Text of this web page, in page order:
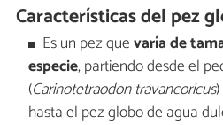
Características del pez
Es un pez quevaría de
especie, partiendo desde el
(Carinotetraodon travancoricus
hasta el pez globo de agua